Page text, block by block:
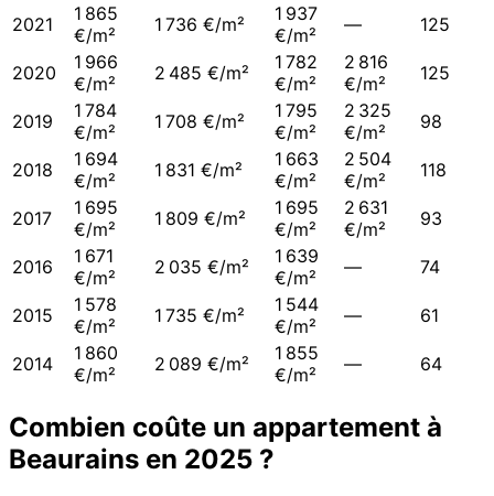
2021
1 865
€/m²
1 736 €/m²
1 937
€/m²
— 125
2020
1 966
€/m²
2 485 €/m²
1 782
€/m²
2 816
€/m²
125
2019
1 784
€/m²
1 708 €/m²
1 795
€/m²
2 325
€/m²
98
2018
1 694
€/m²
1 831 €/m²
1 663
€/m²
2 504
€/m²
118
2017
1 695
€/m²
1 809 €/m²
1 695
€/m²
2 631
€/m²
93
2016
1 671
€/m²
2 035 €/m²
1 639
€/m²
— 74
2015
1 578
€/m²
1 735 €/m²
1 544
€/m²
— 61
2014
1 860
€/m²
2 089 €/m²
1 855
€/m²
— 64
Combien coûte un appartement à
Beaurains en 2025 ?